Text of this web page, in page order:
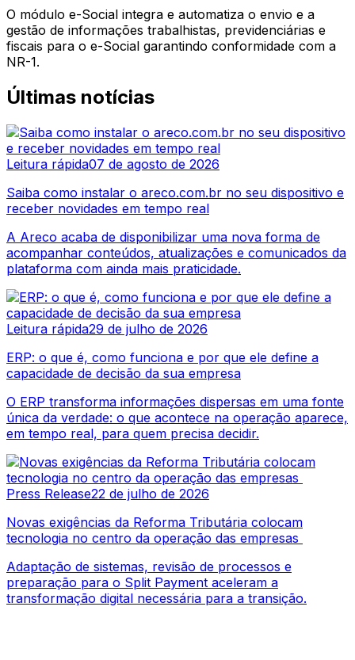
O módulo e-Social integra e automatiza o envio e a
gestão de informações trabalhistas, previdenciárias e
fiscais para o e-Social garantindo conformidade com a
NR-1.
Últimas notícias
Leitura rápida07 de agosto de 2026
Saiba como instalar o areco.com.br no seu dispositivo e
receber novidades em tempo real
A Areco acaba de disponibilizar uma nova forma de
acompanhar conteúdos, atualizações e comunicados da
plataforma com ainda mais praticidade.
Leitura rápida29 de julho de 2026
ERP: o que é, como funciona e por que ele define a
capacidade de decisão da sua empresa
O ERP transforma informações dispersas em uma fonte
única da verdade: o que acontece na operação aparece,
em tempo real, para quem precisa decidir.
Press Release22 de julho de 2026
Novas exigências da Reforma Tributária colocam
tecnologia no centro da operação das empresas
Adaptação de sistemas, revisão de processos e
preparação para o Split Payment aceleram a
transformação digital necessária para a transição.